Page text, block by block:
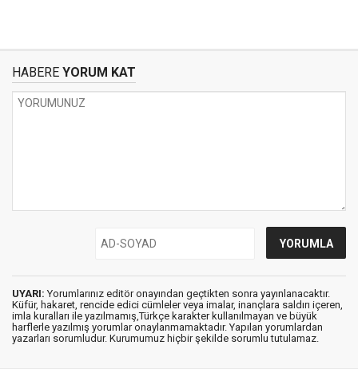
HABERE YORUM KAT
UYARI: Yorumlarınız editör onayından geçtikten sonra yayınlanacaktır.
Küfür, hakaret, rencide edici cümleler veya imalar, inançlara saldırı içeren,
imla kuralları ile yazılmamış,Türkçe karakter kullanılmayan ve büyük
harflerle yazılmış yorumlar onaylanmamaktadır. Yapılan yorumlardan
yazarları sorumludur. Kurumumuz hiçbir şekilde sorumlu tutulamaz.